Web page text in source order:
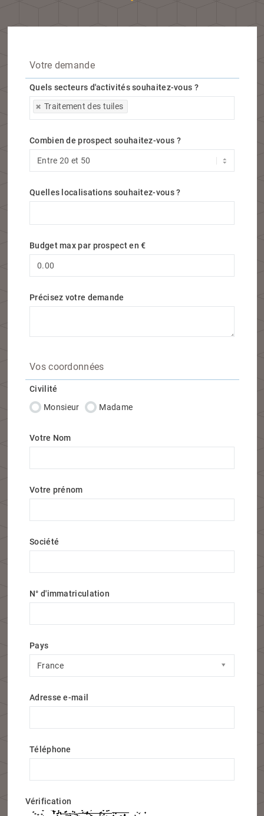
Votre demande
Quels secteurs d'activités souhaitez-vous ?
Traitement des tuiles
Quels secteurs d'activités souhaitez-vous ?
Combien de prospect souhaitez-vous ?
Quelles localisations souhaitez-vous ?
Budget max par prospect en €
Précisez votre demande
Vos coordonnées
Civilité
Monsieur
Madame
Votre Nom
Votre prénom
Société
N° d'immatriculation
Pays
France
Pays
Adresse e-mail
Téléphone
Vérification